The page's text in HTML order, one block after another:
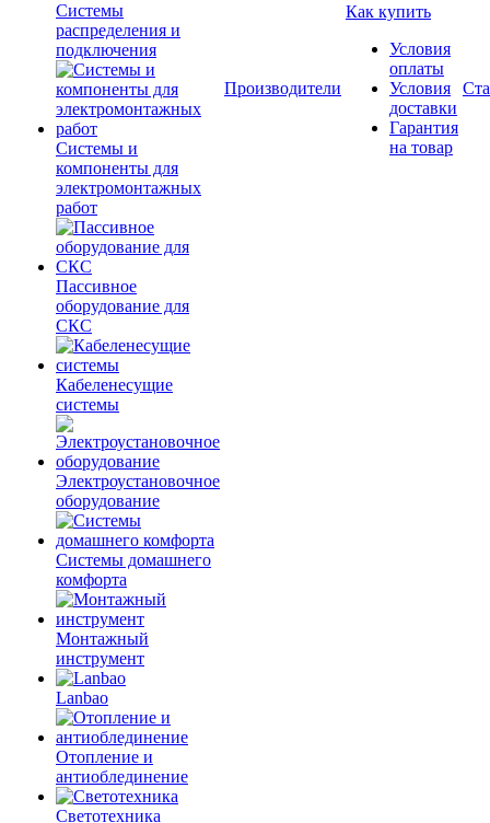
Системы
распределения и
подключения
Системы и
компоненты для
электромонтажных
работ
Пассивное
оборудование для
СКС
Кабеленесущие
системы
Электроустановочное
оборудование
Системы домашнего
комфорта
Монтажный
инструмент
Lanbao
Отопление и
антиоблединение
Светотехника
Производители
Как купить
Условия
оплаты
Условия
доставки
Гарантия
на товар